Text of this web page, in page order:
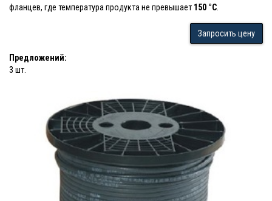
фланцев, где температура продукта не превышает 150 °C
Запросить цену
Предложений:
3 шт.